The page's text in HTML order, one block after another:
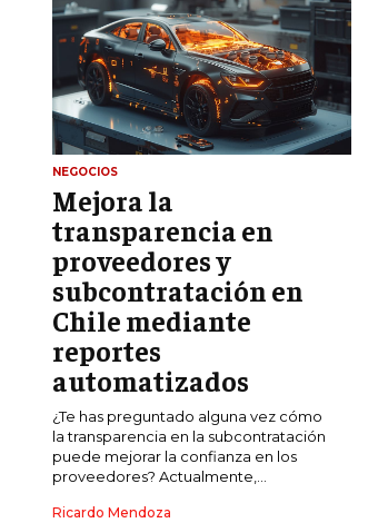
EMPRENDIMIENTO
PLANIFICACIÓN EMPRESARIAL
FINANZAS
FINANZAS Y CONTABILIDAD
GESTIÓN DE RECURSOS FINANCIEROS
INVERSIONES Y MERCADOS FINANCIEROS
CONTABILIDAD EMPRESARIAL
ECONOMÍA EMPRESARIAL
INTERNACIONAL
NEGOCIOS INTERNACIONALES
COMERCIO INTERNACIONAL
EXPANSIÓN GLOBAL
NEGOCIOS
Mejora la
transparencia en
proveedores y
subcontratación en
Chile mediante
reportes
automatizados
¿Te has preguntado alguna vez cómo
la transparencia en la subcontratación
puede mejorar la confianza en los
proveedores? Actualmente,...
Ricardo Mendoza